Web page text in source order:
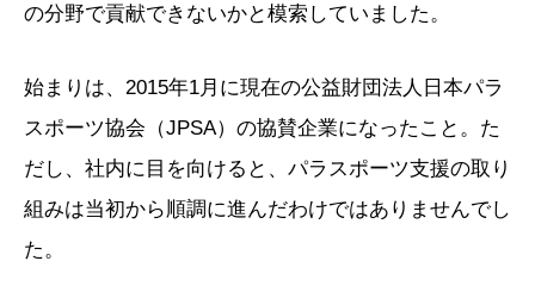
の分野で貢献できないかと模索していました。
始まりは、2015年1月に現在の公益財団法人日本パラ
スポーツ協会（JPSA）の協賛企業になったこと。た
だし、社内に目を向けると、パラスポーツ支援の取り
組みは当初から順調に進んだわけではありませんでし
た。